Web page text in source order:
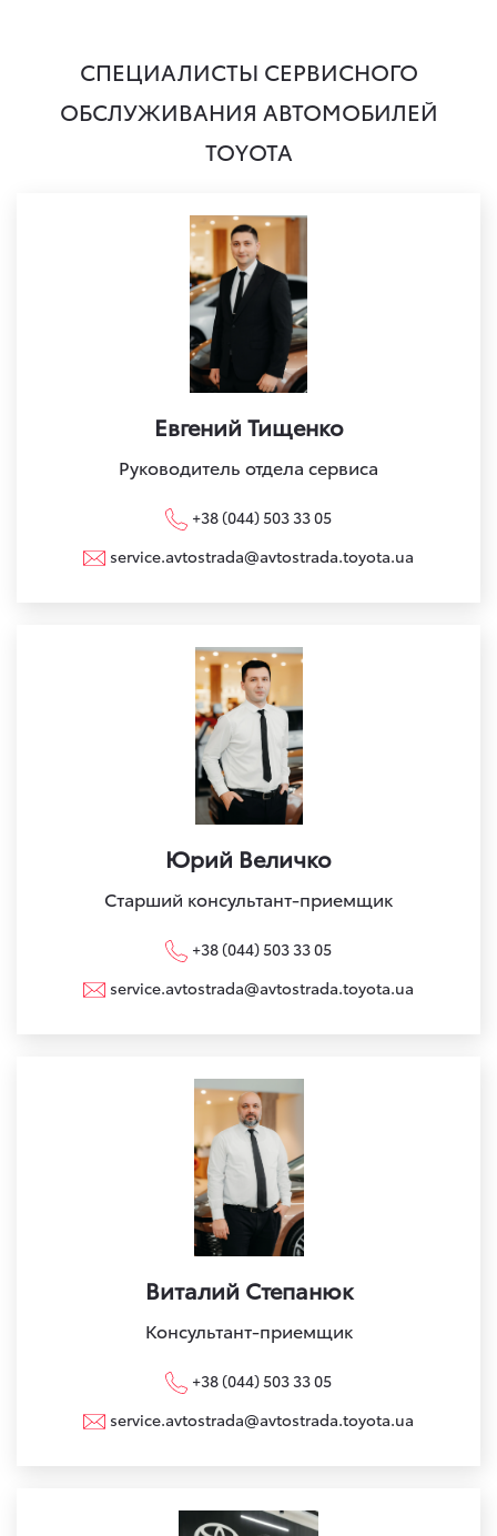
СПЕЦИАЛИСТЫ СЕРВИСНОГО
ОБСЛУЖИВАНИЯ АВТОМОБИЛЕЙ
TOYOTA
Евгений Тищенко
Руководитель отдела сервиса
+38 (044) 503 33 05
service.avtostrada@avtostrada.toyota.ua
Юрий Величко
Старший консультант-приемщик
+38 (044) 503 33 05
service.avtostrada@avtostrada.toyota.ua
Виталий Степанюк
Консультант-приемщик
+38 (044) 503 33 05
service.avtostrada@avtostrada.toyota.ua